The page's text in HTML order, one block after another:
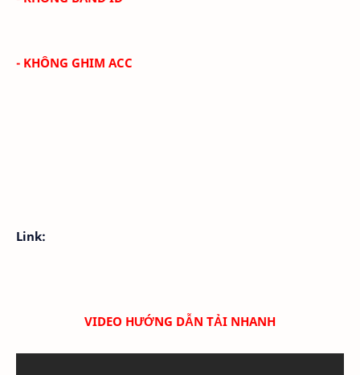
- KHÔNG GHIM ACC
Link:
VIDEO HƯỚNG DẪN TẢI NHANH